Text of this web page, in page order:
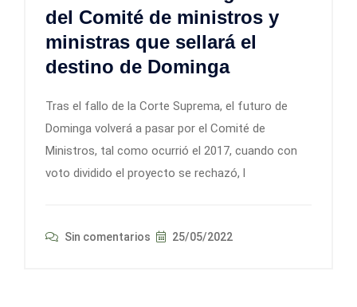
del Comité de ministros y
ministras que sellará el
destino de Dominga
Tras el fallo de la Corte Suprema, el futuro de
Dominga volverá a pasar por el Comité de
Ministros, tal como ocurrió el 2017, cuando con
voto dividido el proyecto se rechazó, l
Sin comentarios 25/05/2022